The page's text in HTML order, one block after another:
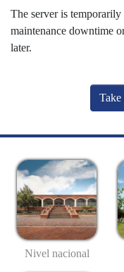
The server is
maintenance downtime
later.
Take
Nivel nacional